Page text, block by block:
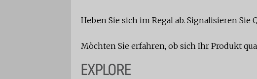
Heben Sie sich im Regal ab. Signalisieren Sie
Möchten Sie erfahren, ob sich Ihr Produkt
EXPLORE